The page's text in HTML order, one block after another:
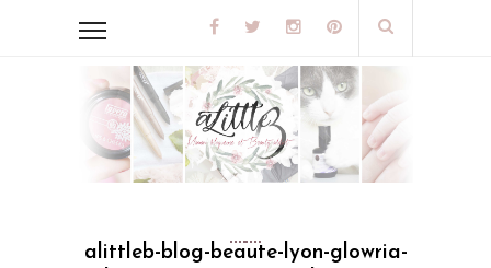
alittleb-blog-beaute-lyon-glowria-